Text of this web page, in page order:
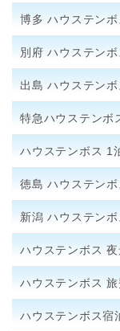
博多 ハウステンボ
別府 ハウステンボ
出島 ハウステンボ
特急ハウステンボ
ハウステンボス 1
徳島 ハウステンボ
新潟 ハウステンボ
ハウステンボス 夜
ハウステンボス 旅
ハウステンボス宿